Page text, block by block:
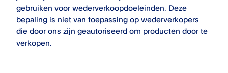
gebruiken voor wederverkoopdoeleinden. Deze
bepaling is niet van toepassing op wederverkopers
die door ons zijn geautoriseerd om producten door te
verkopen.